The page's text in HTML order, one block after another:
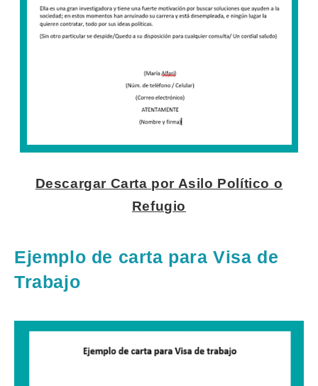
Descargar Carta por Asilo Político o
Refugio
Ejemplo de carta para Visa de
Trabajo